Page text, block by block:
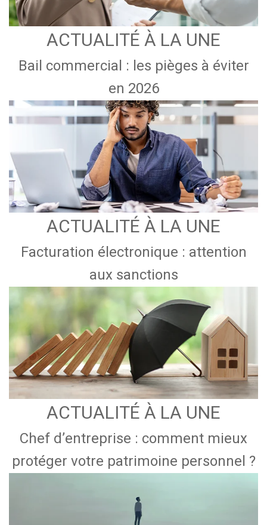
ACTUALITÉ À LA UNE
Bail commercial : les pièges à éviter
en 2026
ACTUALITÉ À LA UNE
Facturation électronique : attention
aux sanctions
ACTUALITÉ À LA UNE
Chef d’entreprise : comment mieux
protéger votre patrimoine personnel ?